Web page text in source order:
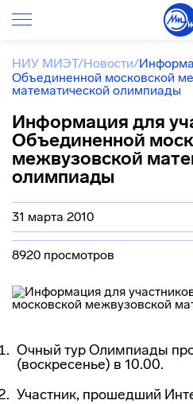
НИУ МИЭТ/Новости/
Объединенной московской
математической олимпиады
Информация для
Объединенной
межвузовской
олимпиады
31 марта 2010
8920 просмотров
Очный тур Олимпиады
(воскресенье) в 10.00.
Участник, прошедший